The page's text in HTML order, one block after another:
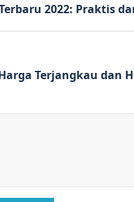
2022: Praktis
Terjangkau dan